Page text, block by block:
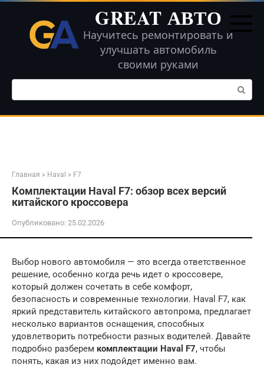
Перейти
контенту
GREAT АВТО
Научитесь ремонтировать и
улучшать автомобиль
своими руками
Поиск:
Главная » Haval » F7
Комплектации Haval F7: обзор всех версий
китайского кроссовера
Опубликовано: 25.02.2026
Выбор нового автомобиля — это всегда ответственное
решение, особенно когда речь идет о кроссовере,
который должен сочетать в себе комфорт,
безопасность и современные технологии. Haval F7, как
яркий представитель китайского автопрома, предлагает
несколько вариантов оснащения, способных
удовлетворить потребности разных водителей. Давайте
подробно разберем комплектации Haval F7, чтобы
понять, какая из них подойдет именно вам.